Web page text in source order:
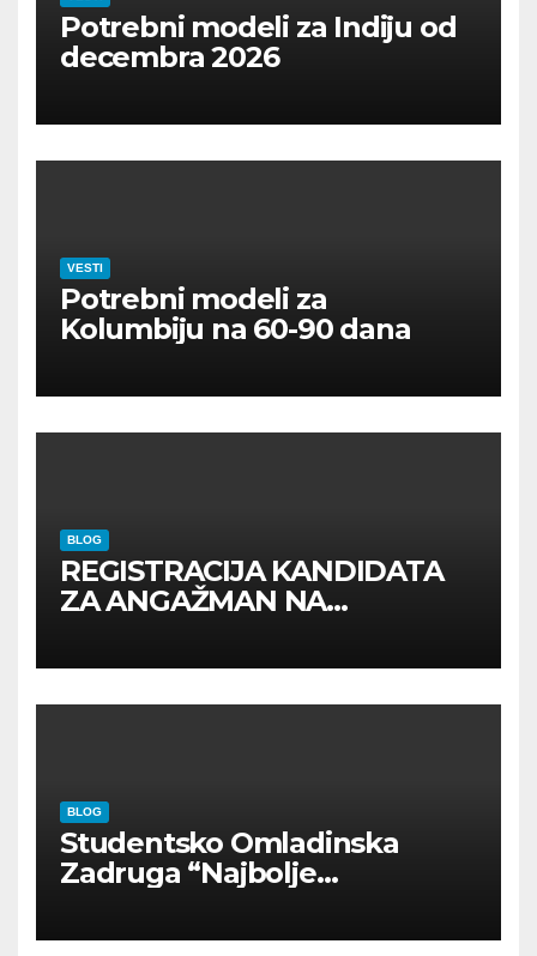
Potrebni modeli za Indiju od
decembra 2026
VESTI
Potrebni modeli za
Kolumbiju na 60-90 dana
BLOG
REGISTRACIJA KANDIDATA
ZA ANGAŽMAN NA
BLOG
Studentsko Omladinska
Zadruga “Najbolje